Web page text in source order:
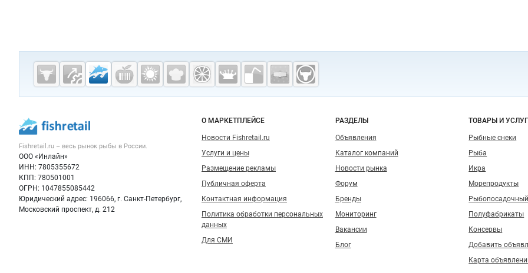
Дополнительная информация
Cсылки на полезные проекты
Fishretail.ru —
рыба,
Важные разделы и контакты
Fishretail.ru – весь рынок рыбы в России.
ООО «Инлайн»
ИНН: 7805355672
КПП: 780501001
ОГРН: 1047855085442
Юридический адрес: 196066, г. Санкт-Петербург,
Московский проспект, д. 212
Навигация по сайту
О МАРКЕТПЛЕЙСЕ
Новости Fishretail.ru
Услуги и цены
Размещение рекламы
Публичная оферта
Контактная информация
Политика обработки персональных
данных
Для СМИ
РАЗДЕЛЫ
Объявления
Каталог компаний
Новости рынка
Форум
Бренды
Мониторинг
Вакансии
Блог
ТОВАРЫ И
Рыбные снеки
Рыба
Икра
Морепродукты
Полуфабрикаты
Консервы
Добавить
Карта